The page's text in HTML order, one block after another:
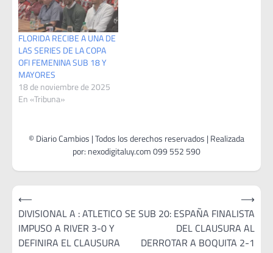
FLORIDA RECIBE A UNA DE
LAS SERIES DE LA COPA
OFI FEMENINA SUB 18 Y
MAYORES
18 de noviembre de 2025
En «Tribuna»
Navegación
de
entradas
⟵
DIVISIONAL A : ATLETICO SE
IMPUSO A RIVER 3-0 Y
DEFINIRA EL CLAUSURA
SUB 20: ESPAÑA FINALISTA
DEL CLAUSURA AL
DERROTAR A BOQUITA 2-1
⟶